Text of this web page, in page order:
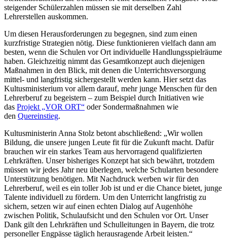
steigender Schülerzahlen müssen sie mit derselben Zahl
Lehrerstellen auskommen.
Um diesen Herausforderungen zu begegnen, sind zum einen
kurzfristige Strategien nötig. Diese funktionieren vielfach dann am
besten, wenn die Schulen vor Ort individuelle Handlungsspielräume
haben. Gleichzeitig nimmt das Gesamtkonzept auch diejenigen
Maßnahmen in den Blick, mit denen die Unterrichtsversorgung
mittel- und langfristig sichergestellt werden kann. Hier setzt das
Kultusministerium vor allem darauf, mehr junge Menschen für den
Lehrerberuf zu begeistern – zum Beispiel durch Initiativen wie
das Projekt „VOR ORT“ oder Sondermaßnahmen wie
den Quereinstieg.
Kultusministerin Anna Stolz betont abschließend: „Wir wollen
Bildung, die unsere jungen Leute fit für die Zukunft macht. Dafür
brauchen wir ein starkes Team aus hervorragend qualifizierten
Lehrkräften. Unser bisheriges Konzept hat sich bewährt, trotzdem
müssen wir jedes Jahr neu überlegen, welche Schularten besondere
Unterstützung benötigen. Mit Nachdruck werben wir für den
Lehrerberuf, weil es ein toller Job ist und er die Chance bietet, junge
Talente individuell zu fördern. Um den Unterricht langfristig zu
sichern, setzen wir auf einen echten Dialog auf Augenhöhe
zwischen Politik, Schulaufsicht und den Schulen vor Ort. Unser
Dank gilt den Lehrkräften und Schulleitungen in Bayern, die trotz
personeller Engpässe täglich herausragende Arbeit leisten.“